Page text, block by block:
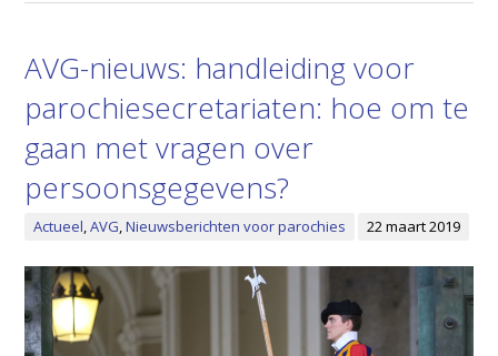
AVG-nieuws: handleiding voor
parochiesecretariaten: hoe om te
gaan met vragen over
persoonsgegevens?
Actueel,AVG,Nieuwsberichten voor parochies 22 maart 2019